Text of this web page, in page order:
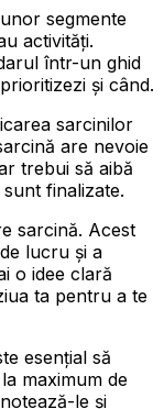
segmente
activități.
într-un ghid
și când.
sarcinilor
are nevoie
trebui să aibă
finalizate.
sarcină. Acest
lucru și a
o idee clară
ta pentru a te
esențial să
maximum de
le și